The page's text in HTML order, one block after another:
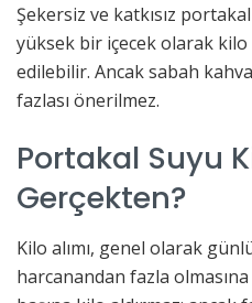
Şekersiz ve katkısız
yüksek bir içecek olarak
edilebilir. Ancak sabah
fazlası önerilmez.
Portakal Suyu
Gerçekten?
Kilo alımı, genel olarak
harcanandan fazla